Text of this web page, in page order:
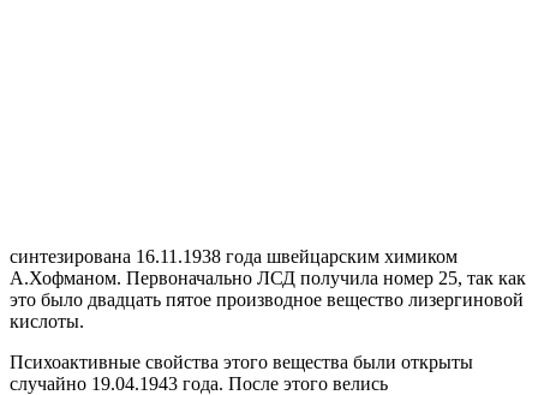
синтезирована 16.11.1938 года швейцарским химиком
А.Хофманом. Первоначально ЛСД получила номер 25, так как
это было двадцать пятое производное вещество лизергиновой
кислоты.
Психоактивные свойства этого вещества были открыты
случайно 19.04.1943 года. После этого велись